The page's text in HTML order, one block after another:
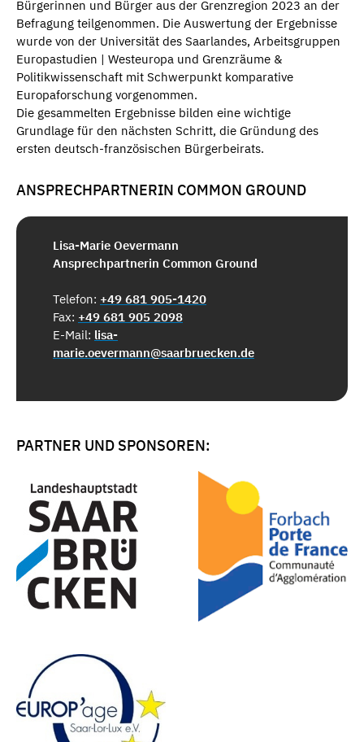
Bürgerinnen und Bürger aus der Grenzregion 2023 an der
Befragung teilgenommen. Die Auswertung der Ergebnisse
wurde von der Universität des Saarlandes, Arbeitsgruppen
Europastudien | Westeuropa und Grenzräume &
Politikwissenschaft mit Schwerpunkt komparative
Europaforschung vorgenommen.
Die gesammelten Ergebnisse bilden eine wichtige
Grundlage für den nächsten Schritt, die Gründung des
ersten deutsch-französischen Bürgerbeirats.
ANSPRECHPARTNERIN COMMON GROUND
Lisa-Marie Oevermann
Ansprechpartnerin Common Ground
Telefon: +49 681 905-1420
Fax: +49 681 905 2098
E-Mail: lisa-
marie.oevermann@saarbruecken.de
PARTNER UND SPONSOREN: